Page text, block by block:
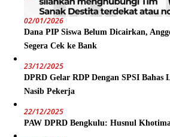
02/01/2026
Dana PIP Siswa Belum Dicairkan,
Segera Cek ke Bank
23/12/2025
DPRD Gelar RDP Dengan SPSI Bahas
Nasib Pekerja
22/12/2025
PAW DPRD Bengkulu: Husnul